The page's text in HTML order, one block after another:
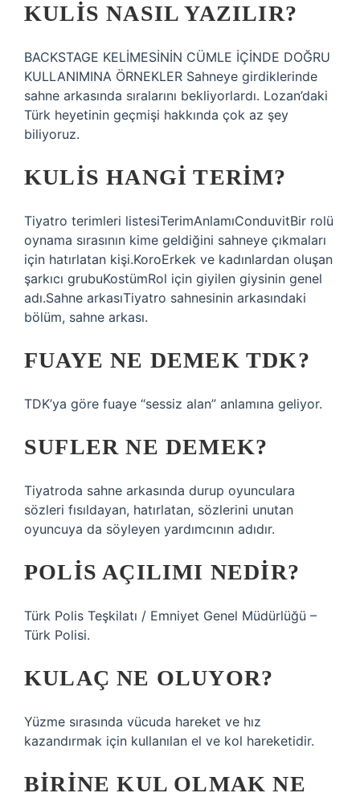
KULIS NASIL YAZILIR?
BACKSTAGE KELİMESİNİN CÜMLE İÇİNDE DOĞRU
KULLANIMINA ÖRNEKLER Sahneye girdiklerinde
sahne arkasında sıralarını bekliyorlardı. Lozan’daki
Türk heyetinin geçmişi hakkında çok az şey
biliyoruz.
KULIS HANGI TERIM?
Tiyatro terimleri listesiTerimAnlamıConduvitBir rolü
oynama sırasının kime geldiğini sahneye çıkmaları
için hatırlatan kişi.KoroErkek ve kadınlardan oluşan
şarkıcı grubuKostümRol için giyilen giysinin genel
adı.Sahne arkasıTiyatro sahnesinin arkasındaki
bölüm, sahne arkası.
FUAYE NE DEMEK TDK?
TDK’ya göre fuaye “sessiz alan” anlamına geliyor.
SUFLER NE DEMEK?
Tiyatroda sahne arkasında durup oyunculara
sözleri fısıldayan, hatırlatan, sözlerini unutan
oyuncuya da söyleyen yardımcının adıdır.
POLIS AÇILIMI NEDIR?
Türk Polis Teşkilatı / Emniyet Genel Müdürlüğü –
Türk Polisi.
KULAÇ NE OLUYOR?
Yüzme sırasında vücuda hareket ve hız
kazandırmak için kullanılan el ve kol hareketidir.
BIRINE KUL OLMAK NE